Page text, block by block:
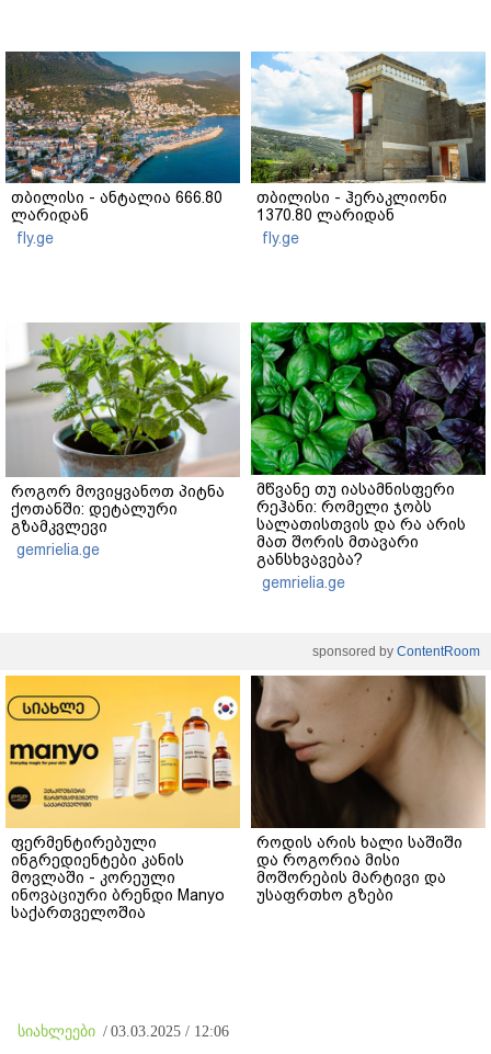
თბილისი - ანტალია 666.80
ლარიდან
fly.ge
თბილისი - ჰერაკლიონი
1370.80 ლარიდან
fly.ge
როგორ მოვიყვანოთ პიტნა
ქოთანში: დეტალური
გზამკვლევი
gemrielia.ge
მწვანე თუ იასამნისფერი
რეჰანი: რომელი ჯობს
სალათისთვის და რა არის
მათ შორის მთავარი
განსხვავება?
gemrielia.ge
sponsored by ContentRoom
ფერმენტირებული
ინგრედიენტები კანის
მოვლაში - კორეული
ინოვაციური ბრენდი Manyo
საქართველოშია
როდის არის ხალი საშიში
და როგორია მისი
მოშორების მარტივი და
უსაფრთხო გზები
სიახლეები / 03.03.2025 / 12:06